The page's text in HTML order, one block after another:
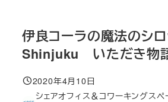
伊良コーラの魔法のシ
Shinjuku いただき物
投稿日
2020年4月10日
シェアオフィス＆コワーキングス